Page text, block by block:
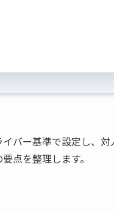
バー基準で設定し、
点を整理します。